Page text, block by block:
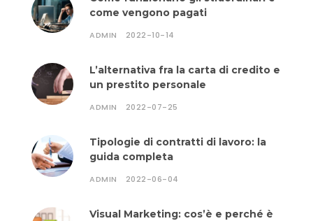
come vengono pagati
ADMIN 2022-10-14
L’alternativa fra la carta di credito e
un prestito personale
ADMIN 2022-07-25
Tipologie di contratti di lavoro: la
guida completa
ADMIN 2022-06-04
Visual Marketing: cos’è e perché è